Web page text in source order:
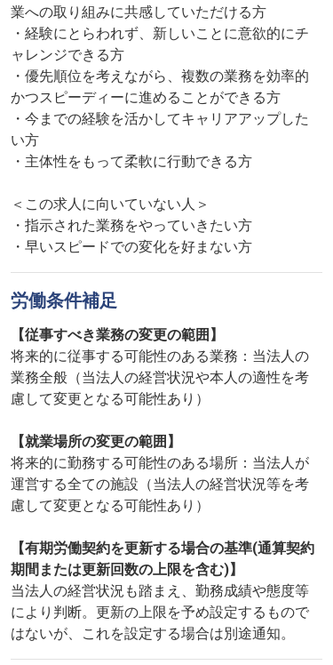
業への取り組みに共感していただける方
・経験にとらわれず、新しいことに意欲的にチ
ャレンジできる方
・優先順位を考えながら、複数の業務を効率的
かつスピーディーに進めることができる方
・今までの経験を活かしてキャリアアップした
い方
・主体性をもって柔軟に行動できる方
＜この求人に向いていない人＞
・指示された業務をやっていきたい方
・早いスピードでの変化を好まない方
労働条件補足
【従事すべき業務の変更の範囲】
将来的に従事する可能性のある業務：当法人の
業務全般（当法人の経営状況や本人の適性を考
慮して変更となる可能性あり）
【就業場所の変更の範囲】
将来的に勤務する可能性のある場所：当法人が
運営する全ての施設（当法人の経営状況等を考
慮して変更となる可能性あり）
【有期労働契約を更新する場合の基準(通算契約
期間または更新回数の上限を含む)】
当法人の経営状況も踏まえ、勤務成績や態度等
により判断。更新の上限を予め設定するもので
はないが、これを設定する場合は別途通知。